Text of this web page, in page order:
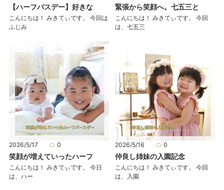
【ハーフバスデー】好きな
こんにちは！ みきてぃです。 今回は
ふじみ
緊張から笑顔へ。七五三と
こんにちは！ みきてぃです。 今回
は、七五三
2026/5/17 0
笑顔が増えていったハーフ
こんにちは！ みきてぃです。 今日
は、ハー
2026/5/16 0
仲良し姉妹の入園記念
こんにちは！ みきてぃです。 今回
は、入園